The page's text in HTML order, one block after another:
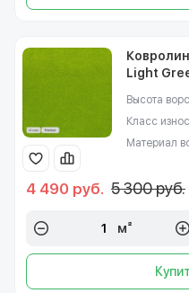
Light
Высота
Класс
Материал
4 490 руб. 5 300 руб.
м²